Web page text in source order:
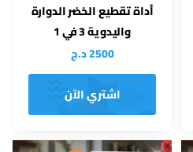
أداة تقطيع الخضر الدوارة
واليدوية 3 في 1
2500د.ج
اشتري الآن